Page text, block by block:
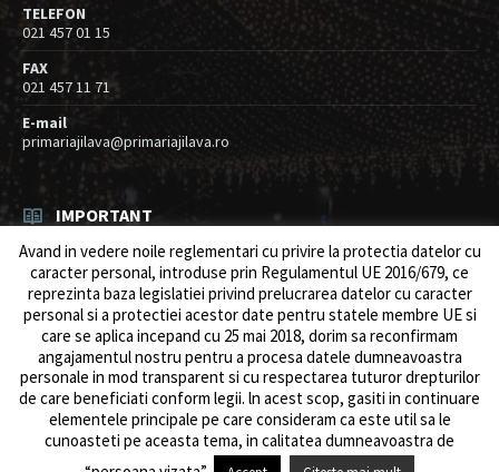
TELEFON
021 457 01 15
FAX
021 457 11 71
E-mail
primariajilava@primariajilava.ro
IMPORTANT
Rezultat concurs expert – proba scrisa
06/08/2026 inResurse umane / Achizitii
Anunt concurs
05/08/2026 Resurse umane / Achizitii
© 2026 Primăria Comunei Jilava. Dev byows.ro
Avand in vedere noile reglementari cu privire la protectia datelor cu
caracter personal, introduse prin Regulamentul UE 2016/679, ce
reprezinta baza legislatiei privind prelucrarea datelor cu caracter
personal si a protectiei acestor date pentru statele membre UE si
care se aplica incepand cu 25 mai 2018, dorim sa reconfirmam
angajamentul nostru pentru a procesa datele dumneavoastra
personale in mod transparent si cu respectarea tuturor drepturilor
de care beneficiati conform legii. ln acest scop, gasiti in continuare
elementele principale pe care consideram ca este util sa le
cunoasteti pe aceasta tema, in calitatea dumneavoastra de